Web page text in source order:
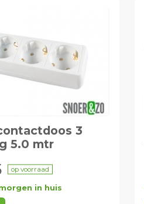
3
5.0 mtr
op voorraad
in huis